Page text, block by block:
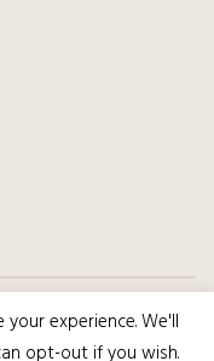
experience. We'll
opt-out if you wish.